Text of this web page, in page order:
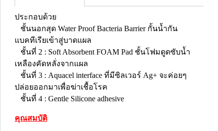
ประกอบด้วย
ชั้นนอกสุด Water Proof Bacteria Barrier กั้นน้ำกัน
แบคทีเรียเข้าสู่บาดแผล
ชั้นที่ 2 : Soft Absorbent FOAM Pad ชั้นโฟมดูดซับน้ำ
เหลืองคัดหลั่งจากแผล
ชั้นที่ 3 : Aquacel interface ที่มีซิลเวอร์ Ag+ จะค่อยๆ
ปล่อยออกมาเพื่อฆ่าเชื้อโรค
ชั้นที่ 4 : Gentle Silicone adhesive
คุณสมบัติ